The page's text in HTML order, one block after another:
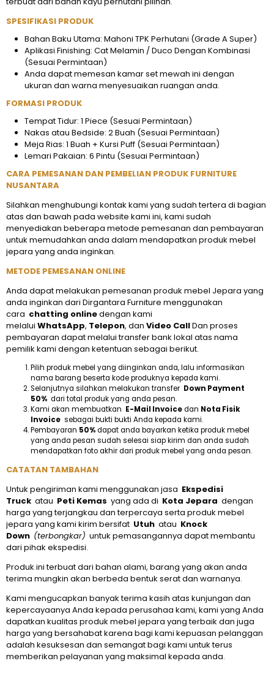
SPESIFIKASI PRODUK
Bahan Baku Utama: Mahoni TPK Perhutani (Grade A Super)
Aplikasi Finishing: Cat Melamin / Duco Dengan Kombinasi
(Sesuai Permintaan)
Anda dapat memesan kamar set mewah ini dengan
ukuran dan warna menyesuaikan ruangan anda.
FORMASI PRODUK
Tempat Tidur: 1 Piece (Sesuai Permintaan)
Nakas atau Bedside: 2 Buah (Sesuai Permintaan)
Meja Rias: 1 Buah + Kursi Puff (Sesuai Permintaan)
Lemari Pakaian: 6 Pintu (Sesuai Permintaan)
CARA PEMESANAN DAN PEMBELIAN PRODUK FURNITURE
NUSANTARA
Silahkan menghubungi kontak kami yang sudah tertera di bagian
atas dan bawah pada website kami ini, kami sudah
menyediakan beberapa metode pemesanan dan pembayaran
untuk memudahkan anda dalam mendapatkan produk mebel
jepara yang anda inginkan.
METODE PEMESANAN ONLINE
Anda dapat melakukan pemesanan produk mebel Jepara yang
anda inginkan dari Dirgantara Furniture menggunakan
cara chatting onlinedengan kami
melalui WhatsApp, Telepon, dan Video CallDan proses
pembayaran dapat melalui transfer bank lokal atas nama
pemilik kami dengan ketentuan sebagai berikut.
Pilih produk mebel yang diinginkan anda, lalu informasikan
nama barang beserta kode produknya kepada kami.
Selanjutnya silahkan melakukan transfer Down Payment
50% dari total produk yang anda pesan.
Kami akan membuatkan E-Mail Invoicedan Nota Fisik
Invoice sebagai bukti bukti Anda kepada kami.
Pembayaran 50%dapat anda bayarkan ketika produk mebel
yang anda pesan sudah selesai siap kirim dan anda sudah
mendapatkan foto akhir dari produk mebel yang anda pesan.
CATATAN TAMBAHAN
Untuk pengiriman kami menggunakan jasa Ekspedisi
Truck atau Peti Kemas yang ada di Kota Jepara dengan
harga yang terjangkau dan terpercaya serta produk mebel
jepara yang kami kirim bersifat Utuh atau Knock
Down (terbongkar) untuk pemasangannya dapat membantu
dari pihak ekspedisi.
Produk ini terbuat dari bahan alami, barang yang akan anda
terima mungkin akan berbeda bentuk serat dan warnanya.
Kami mengucapkan banyak terima kasih atas kunjungan dan
kepercayaanya Anda kepada perusahaa kami, kami yang Anda
dapatkan kualitas produk mebel jepara yang terbaik dan juga
harga yang bersahabat karena bagi kami kepuasan pelanggan
adalah kesuksesan dan semangat bagi kami untuk terus
memberikan pelayanan yang maksimal kepada anda.